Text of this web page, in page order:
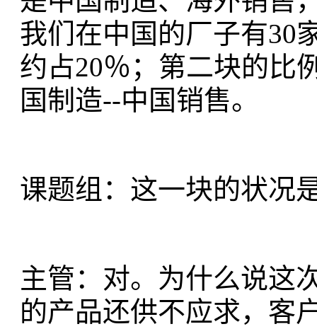
我们在中国的厂子有30
约占20％；第二块的比
国制造--中国销售。
课题组：这一块的状况
主管：对。为什么说这
的产品还供不应求，客